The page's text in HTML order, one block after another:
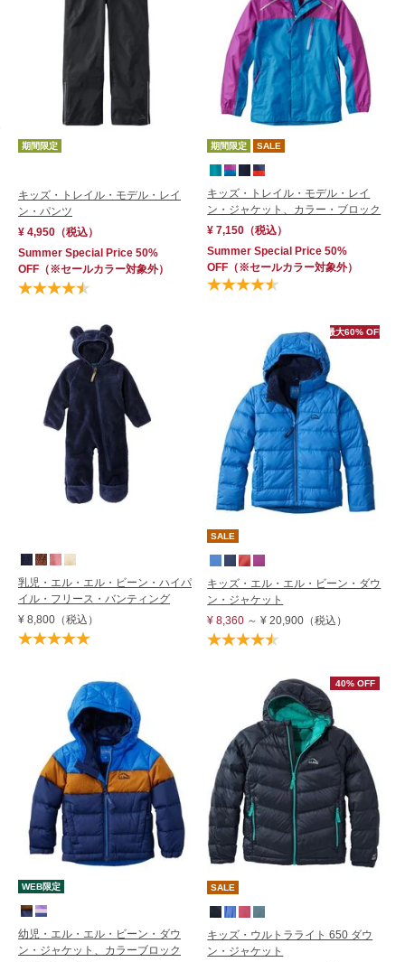
価格の高い順
レビュー評価順
売れてる順
在庫順
新着順
期間限定
キッズ・トレイル・モデル・レイ
ン・パンツ
¥ 4,950 （税込）
Summer Special Price 50%
OFF （※セールカラー対象外）
期間限定 SALE
キッズ・トレイル・モデル・レイ
ン・ジャケット、カラー・ブロック
¥ 7,150 （税込）
Summer Special Price 50%
OFF （※セールカラー対象外）
乳児・エル・エル・ビーン・ハイパ
イル・フリース・バンティング
¥ 8,800 （税込）
最大60% OFF
SALE
キッズ・エル・エル・ビーン・ダウ
ン・ジャケット
¥ 8,360 ～¥ 20,900 （税込）
WEB限定
幼児・エル・エル・ビーン・ダウ
ン・ジャケット、カラーブロック
40% OFF
SALE
キッズ・ウルトラライト 650 ダウ
ン・ジャケット